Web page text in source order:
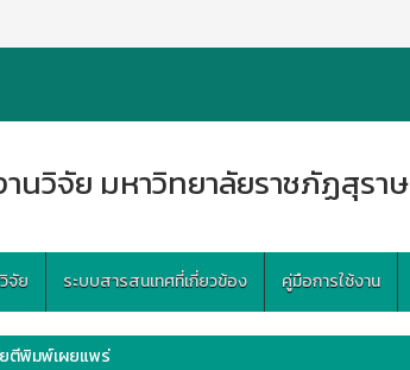
านวิจัย มหาวิทยาลัยราชภัฏสุรา
จัย ระบบสารสนเทศที่เกี่ยวข้อง คู่มือการใช้งาน
ยตีพิมพ์เผยแพร่